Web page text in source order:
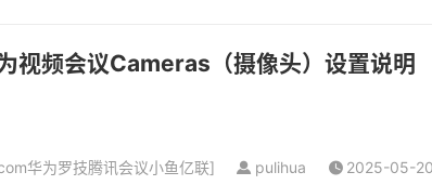
视频会议Cameras（摄像头）设置说明
华为罗技腾讯会议小鱼亿联] pulihua 2025-05-20